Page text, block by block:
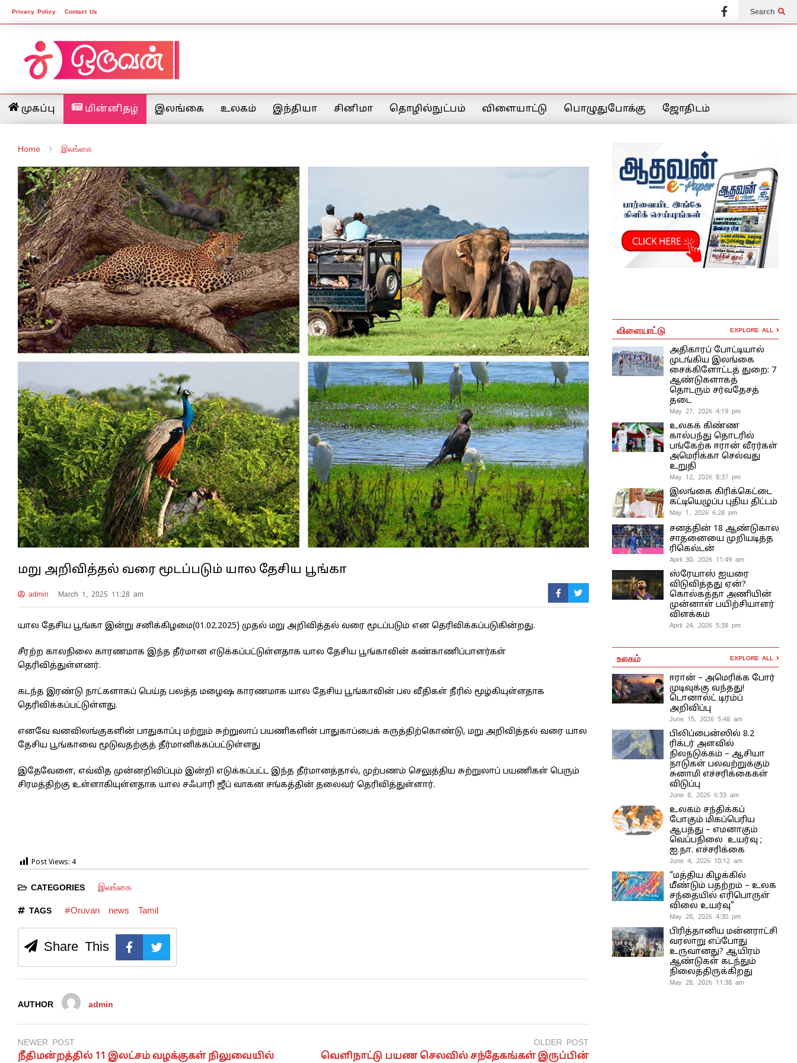
Privacy Policy Contact Us Search
முகப்பு மின்னிதழ் இலங்கை உலகம் இந்தியா சினிமா தொழில்நுட்பம் விளையாட்டு பொழுதுபோக்கு ஜோதிடம்
Home இலங்கை
மறு அறிவித்தல் வரை மூடப்படும் யால தேசிய பூங்கா
admin March 1, 2025 11:28 am
யால தேசிய பூங்கா இன்று சனிக்கிழமை(01.02.2025) முதல் மறு அறிவித்தல் வரை மூடப்படும் என தெரிவிக்கப்படுகின்றது.
சீரற்ற காலநிலை காரணமாக இந்த தீர்மான எடுக்கப்பட்டுள்ளதாக யால தேசிய பூங்காவின் கண்காணிப்பாளர்கள்
தெரிவித்துள்ளனர்.
கடந்த இரண்டு நாட்களாகப் பெய்த பலத்த மழைஷ காரணமாக யால தேசிய பூங்காவின் பல வீதிகள் நீரில் மூழ்கியுள்ளதாக
தெரிவிக்கப்பட்டுள்ளது.
எனவே வனவிலங்குகளின் பாதுகாப்பு மற்றும் சுற்றுலாப் பயணிகளின் பாதுகாப்பைக் கருத்திற்கொண்டு, மறு அறிவித்தல் வரை யால
தேசிய பூங்காவை மூடுவதற்குத் தீர்மானிக்கப்பட்டுள்ளது
இதேவேளை, எவ்வித முன்னறிவிப்பும் இன்றி எடுக்கப்பட்ட இந்த தீர்மானத்தால், முற்பணம் செலுத்திய சுற்றுலாப் பயணிகள் பெரும்
சிரமத்திற்கு உள்ளாகியுள்ளதாக யால சஃபாரி ஜீப் வாகன சங்கத்தின் தலைவர் தெரிவித்துள்ளார்.
Post Views: 4
CATEGORIES இலங்கை
TAGS #Oruvan news Tamil
Share This
AUTHOR admin
NEWER POST
நீதிமன்றத்தில் 11 இலட்சம் வழக்குகள் நிலுவையில்
OLDER POST
வெளிநாட்டு பயண செலவில் சந்தேகங்கள் இருப்பின்
விளையாட்டு EXPLORE ALL
அதிகாரப் போட்டியால்
முடங்கிய இலங்கை
சைக்கிளோட்டத் துறை: 7
ஆண்டுகளாகத்
தொடரும் சர்வதேசத்
தடை
May 27, 2026 4:19 pm
உலகக் கிண்ண
கால்பந்து தொடரில்
பங்கேற்க ஈரான் வீரர்கள்
அமெரிக்கா செல்வது
உறுதி
May 12, 2026 8:37 pm
இலங்கை கிரிக்கெட்டை
கட்டியெழுப்ப புதிய திட்டம்
May 1, 2026 6:28 pm
சனத்தின் 18 ஆண்டுகால
சாதனையை முறியடித்த
ரிகெல்டன்
April 30, 2026 11:49 am
ஸ்ரேயாஸ் ஐயரை
விடுவித்தது ஏன்?
கொல்கத்தா அணியின்
முன்னாள் பயிற்சியாளர்
விளக்கம்
April 24, 2026 5:38 pm
உலகம் EXPLORE ALL
ஈரான் – அமெரிக்க போர்
முடிவுக்கு வந்தது!
டொனால்ட் டிரம்ப்
அறிவிப்பு
June 15, 2026 5:48 am
பிலிப்பைன்ஸில் 8.2
ரிக்டர் அளவில்
நிலநடுக்கம் – ஆசியா
நாடுகள் பலவற்றுக்கும்
சுனாமி எச்சரிக்கைகள்
விடுப்பு
June 8, 2026 6:33 am
உலகம் சந்திக்கப்
போகும் மிகப்பெரிய
ஆபத்து – எமனாகும்
வெப்பநிலை உயர்வு ;
ஐ.நா. எச்சரிக்கை
June 4, 2026 10:12 am
“மத்திய கிழக்கில்
மீண்டும் பதற்றம் – உலக
சந்தையில் எரிபொருள்
விலை உயர்வு”
May 28, 2026 4:30 pm
பிரித்தானிய மன்னராட்சி
வரலாறு எப்போது
உருவானது? ஆயிரம்
ஆண்டுகள் கடந்தும்
நிலைத்திருக்கிறது
May 28, 2026 11:38 am